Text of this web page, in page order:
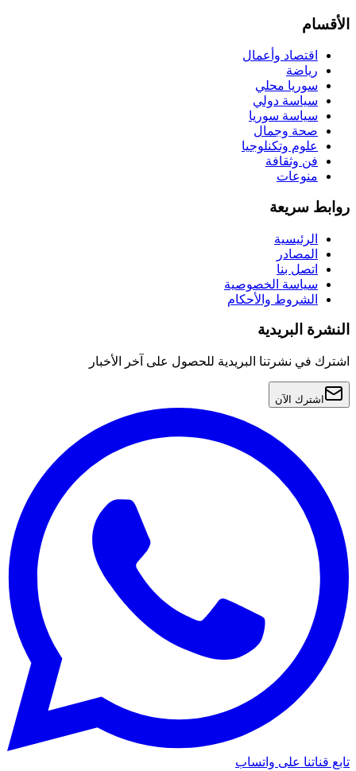
الأقسام
اقتصاد وأعمال
رياضة
سوريا محلي
سياسة دولي
سياسة سوريا
صحة وجمال
علوم وتكنلوجيا
فن وثقافة
منوعات
روابط سريعة
الرئيسية
المصادر
اتصل بنا
سياسة الخصوصية
الشروط والأحكام
النشرة البريدية
اشترك في نشرتنا البريدية للحصول على آخر الأخبار
اشترك الآن
تابع قناتنا على واتساب